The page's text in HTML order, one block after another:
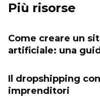
Più risorse
Come creare un
artificiale: una
Il dropshipping
imprenditori